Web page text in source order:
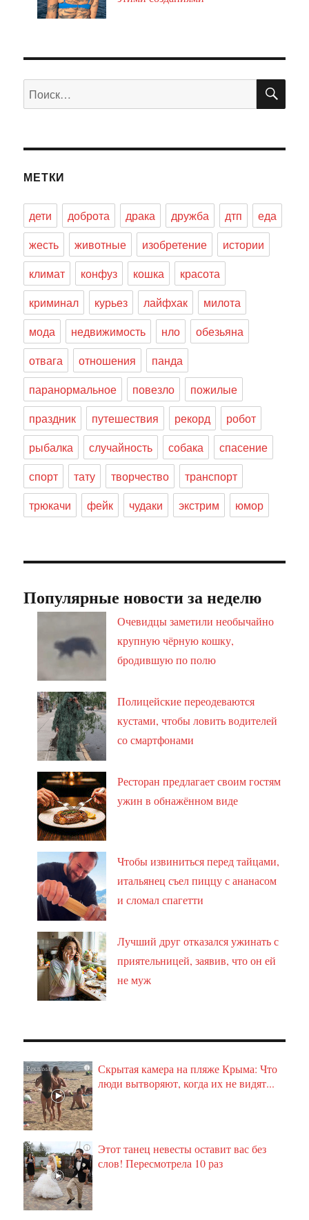
Искать:
МЕТКИ
дети доброта драка дружба дтп
еда
жесть
животные изобретение
истории
климат
конфуз кошка
красота
криминал
курьез лайфхак
милота
мода
недвижимость нло
обезьяна
отвага
отношения
панда
паранормальное
повезло
пожилые
праздник
путешествия рекорд
робот
рыбалка
случайность собака
спасение
спорт
тату творчество
транспорт
трюкачи
фейк чудаки экстрим юмор
Популярные новости за неделю
Очевидцы заметили необычайно
крупную чёрную кошку,
бродившую по полю
Полицейские переодеваются
кустами, чтобы ловить водителей
со смартфонами
Ресторан предлагает своим гостям
ужин в обнажённом виде
Чтобы извиниться перед тайцами,
итальянец съел пиццу с ананасом
и сломал спагетти
Лучший друг отказался ужинать с
приятельницей, заявив, что он ей
не муж
i
Скрытая камера на пляже Крыма: Что
люди вытворяют, когда их не видят...
i
Этот танец невесты оставит вас без
слов! Пересмотрела 10 раз